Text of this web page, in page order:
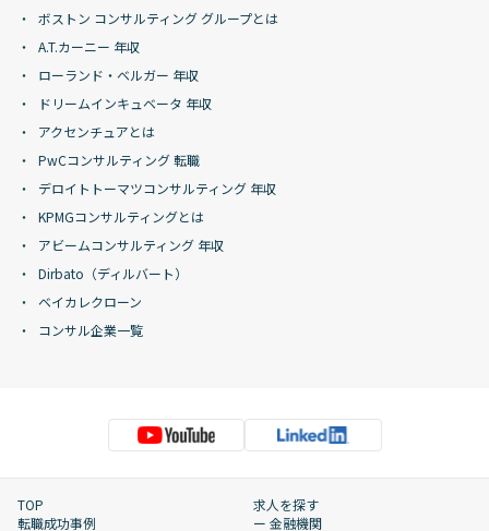
ボストン コンサルティング グループとは
A.T.カーニー 年収
ローランド・ベルガー 年収
ドリームインキュベータ 年収
アクセンチュアとは
PwCコンサルティング 転職
デロイトトーマツコンサルティング 年収
KPMGコンサルティングとは
アビームコンサルティング 年収
Dirbato（ディルバート）
ベイカレクローン
コンサル企業一覧
TOP
転職成功事例
求人を探す
ー 金融機関